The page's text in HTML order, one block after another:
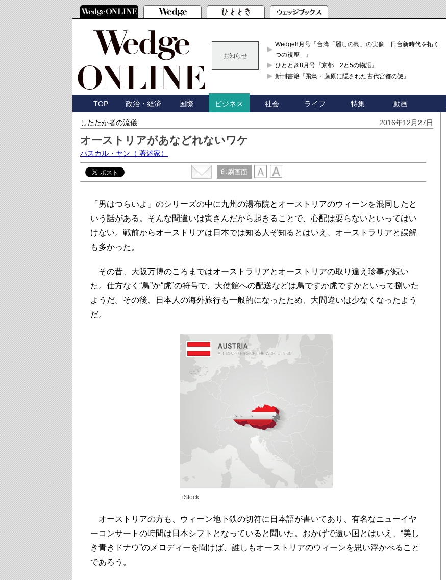
お知らせ
Wedge8月号『台湾「麗しの島」の実像 日台新時代を拓く「3
つの視座」』
ひととき8月号『京都 2と5の物語』
新刊書籍『飛鳥・藤原に隠された古代宮都の謎』
TOP 政治・経済 国際 ビジネス 社会 ライフ 特集 動画
したたか者の流儀 2016年12月27日
オーストリアがあなどれないワケ
パスカル・ヤン （ 著述家）
印刷画面
「男はつらいよ」のシリーズの中に九州の湯布院とオーストリアのウィーンを混同したと
いう話がある。そんな間違いは寅さんだから起きることで、心配は要らないといってはい
けない。戦前からオーストリアは日本では知る人ぞ知るとはいえ、オーストラリアと誤解
も多かった。
その昔、大阪万博のころまではオーストラリアとオーストリアの取り違え珍事が続い
た。仕方なく“鳥”か“虎”の符号で、大使館への配送などは鳥ですか虎ですかといって捌いた
ようだ。その後、日本人の海外旅行も一般的になったため、大間違いは少なくなったよう
だ。
iStock
オーストリアの方も、ウィーン地下鉄の切符に日本語が書いてあり、有名なニューイヤ
ーコンサートの時間は日本シフトとなっていると聞いた。おかげで遠い国とはいえ、“美し
き青きドナウ”のメロディーを聞けば、誰しもオーストリアのウィーンを思い浮かべること
であろう。